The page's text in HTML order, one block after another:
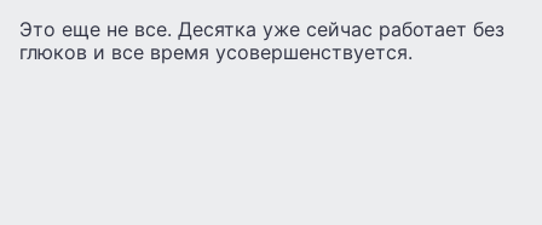
Это еще не все. Десятка уже сейчас работает без
глюков и все время усовершенствуется.